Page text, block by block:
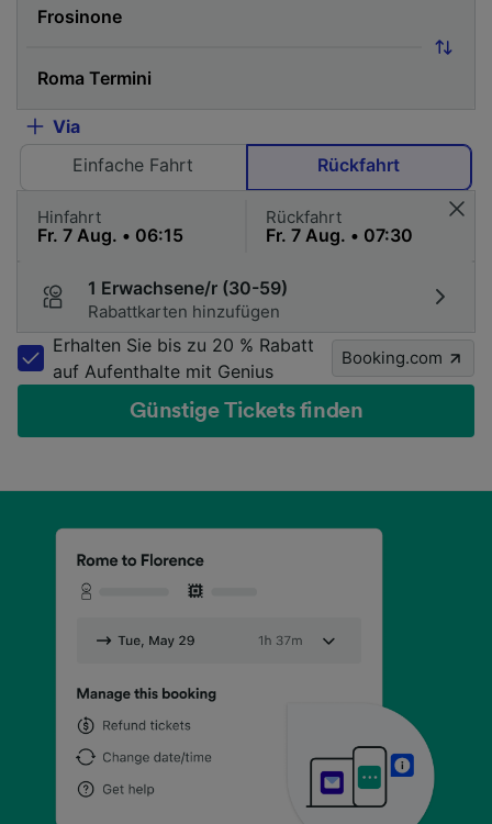
Via
Einfache Fahrt
Rückfahrt
Hinfahrt Rückfahrt
1 Erwachsene/r (30-59)
Rabattkarten hinzufügen
Erhalten Sie bis zu 20 % Rabatt
auf Aufenthalte mit Genius
Booking.com
Günstige Tickets finden